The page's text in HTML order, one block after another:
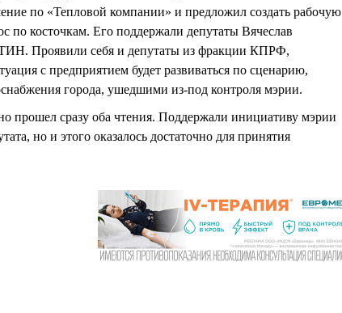
по «Тепловой компании» и предложил создать рабочую
по косточкам. Его поддержали депутаты Вячеслав
Проявили себя и депутаты из фракции КПРФ,
с предприятием будет развиваться по сценарию,
города, ушедшими из-под контроля мэрии.
прошел сразу оба чтения. Поддержали инициативу мэрии
но и этого оказалось достаточно для принятия